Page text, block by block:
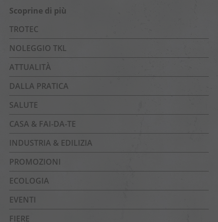
Scoprine di più
TROTEC
NOLEGGIO TKL
ATTUALITÀ
DALLA PRATICA
SALUTE
CASA & FAI-DA-TE
INDUSTRIA & EDILIZIA
PROMOZIONI
ECOLOGIA
EVENTI
FIERE